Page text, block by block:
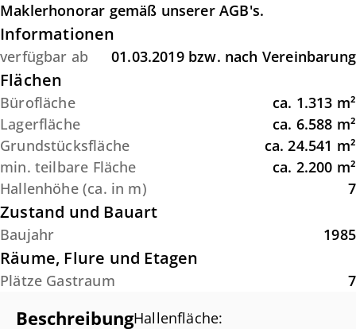
Maklerhonorar gemäß unserer AGB's.
Informationen
verfügbar ab 01.03.2019 bzw. nach Vereinbarung
Flächen
Bürofläche ca. 1.313 m²
Lagerfläche
ca. 6.588 m²
Grundstücksfläche
ca. 24.541 m²
min. teilbare Fläche
ca. 2.200 m²
Hallenhöhe (ca. in m)
7
Zustand und Bauart
Baujahr 1985
Räume, Flure und Etagen
Plätze Gastraum 7
BeschreibungHallenfläche: